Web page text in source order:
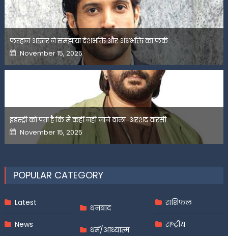
फरहान अख्तर ने समझाया देशभक्ति और अंधभक्ति का फर्क
Posted
on
November 15, 2025
इंडस्ट्री को पता है कि मैं कहीं नहीं जाने वाला-अरशद वारसी
Posted
on
November 15, 2025
POPULAR CATEGORY
Latest
News
धनबाद
धर्म/आध्यात्म
राशिफल
राष्ट्रीय